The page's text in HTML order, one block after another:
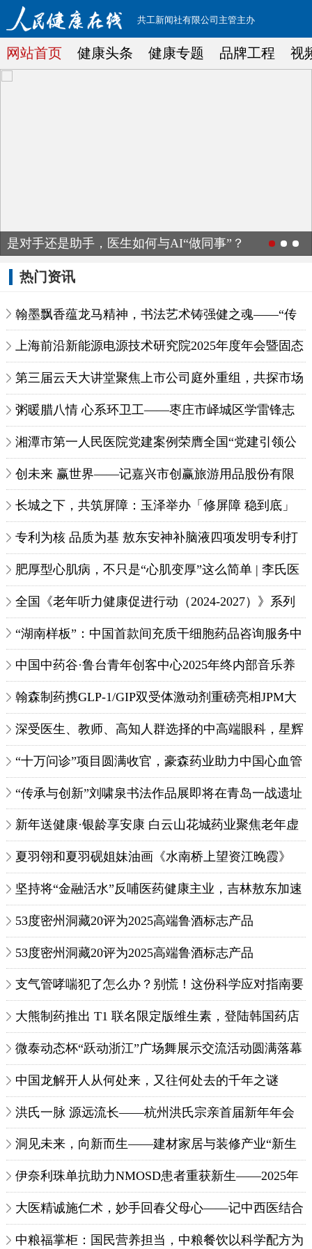
共工新闻社有限公司主管主办
网站首页 健康头条 健康专题 品牌工程 视
是对手还是助手，医生如何与AI“做同事”？
热门资讯
翰墨飘香蕴龙马精神，书法艺术铸强健之魂——“传
承与创新”刘啸泉迎新春书法作品展在山
上海前沿新能源电源技术研究院2025年度年会暨固态
电池创新生态共建研讨会成功召开
第三届云天大讲堂聚焦上市公司庭外重组，共探市场
法治化破局路径
粥暖腊八情 心系环卫工——枣庄市峄城区学雷锋志
愿者联合会联合枣庄银行峄城支行开展
湘潭市第一人民医院党建案例荣膺全国“党建引领公
立医院高质量发展优秀范例”
创未来 赢世界——记嘉兴市创赢旅游用品股份有限
公司总经理佘朝喜
长城之下，共筑屏障：玉泽举办「修屏障 稳到底」
新品发布会
专利为核 品质为基 敖东安神补脑液四项发明专利打
造科技中药典范，好药不贵惠及民生
肥厚型心肌病，不只是“心肌变厚”这么简单 | 李氏医
学探索
全国《老年听力健康促进行动（2024-2027）》系列
培训暨义诊公益活动—武汉站圆满落幕
“湖南样板”：中国首款间充质干细胞药品咨询服务中
心落地长沙
中国中药谷·鲁台青年创客中心2025年终内部音乐养
生交流会
翰森制药携GLP-1/GIP双受体激动剂重磅亮相JPM大
会深受医生、教师、高知人群选择的中高端眼科，星辉
眼科是如何坚持循证医疗的？
“十万问诊”项目圆满收官，豪森药业助力中国心血管
疾病风险早期筛查与患者教育
“传承与创新”刘啸泉书法作品展即将在青岛一战遗址
博物馆隆重启幕
新年送健康·银龄享安康 白云山花城药业聚焦老年虚
弱公益行动走进泸州
夏羽翎和夏羽砚姐妹油画《水南桥上望资江晚霞》
坚持将“金融活水”反哺医药健康主业，吉林敖东加速
传统鹿产业向生物科技赛道跃迁
53度密州洞藏20评为2025高端鲁酒标志产品
53度密州洞藏20评为2025高端鲁酒标志产品
支气管哮喘犯了怎么办？别慌！这份科学应对指南要
收好！
大熊制药推出 T1 联名限定版维生素，登陆韩国药店
渠道
微泰动态杯“跃动浙江”广场舞展示交流活动圆满落幕
中国龙解开人从何处来，又往何处去的千年之谜
洪氏一脉 源远流长——杭州洪氏宗亲首届新年年会
在杭州白金汉爵大酒店举办
洞见未来，向新而生——建材家居与装修产业“新生
态”方向研讨会成功举办
伊奈利珠单抗助力NMOSD患者重获新生——2025年
中国患者用药满意度调研结果发布
大医精诚施仁术，妙手回春父母心——记中西医结合
创新者徐辉主任医师
中粮福掌柜：国民营养担当，中粮餐饮以科学配方为